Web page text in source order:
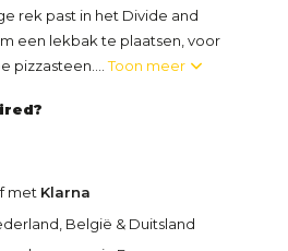
rek past in het Divide and
een ​​lekbak te plaatsen, voor
pizzasteen....Toon meer
met Klarna
België & Duitsland